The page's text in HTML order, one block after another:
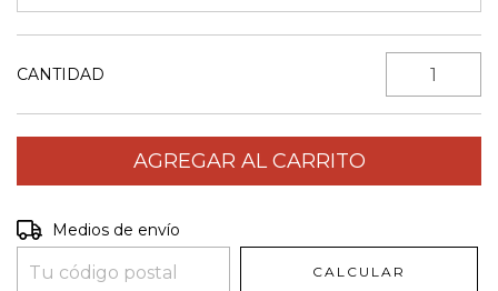
CANTIDAD
Entregas para el CP:
Medios de envío
CALCULAR